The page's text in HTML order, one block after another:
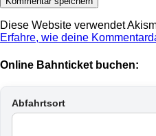
Diese Website verwendet
Erfahre, wie deine
Online Bahnticket buchen:
Abfahrtsort